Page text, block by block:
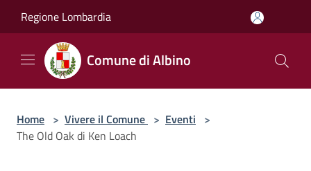
Regione Lombardia
Comune di Albino
Home > Vivere il Comune > Eventi >
The Old Oak di Ken Loach